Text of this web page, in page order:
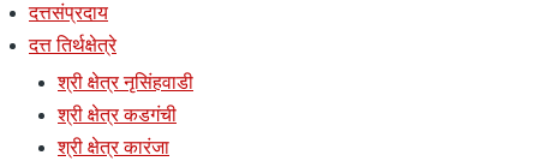
दत्तसंप्रदाय
दत्त तिर्थक्षेत्रे
श्री क्षेत्र नृसिंहवाडी
श्री क्षेत्र कडगंची
श्री क्षेत्र कारंजा